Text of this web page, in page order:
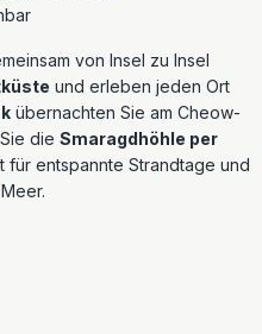
von Insel zu Insel
und erleben jeden Ort
übernachten Sie am Cheow-
die Smaragdhöhle per
für entspannte Strandtage und